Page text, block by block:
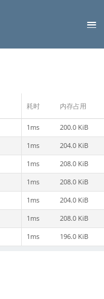
耗时 内存占用
1ms 200.0 KiB
1ms 204.0 KiB
1ms 208.0 KiB
1ms 208.0 KiB
1ms 204.0 KiB
1ms 208.0 KiB
1ms 196.0 KiB